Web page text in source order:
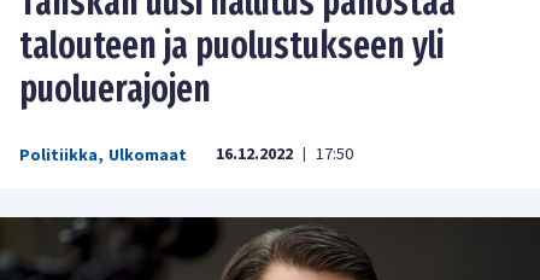
talouteen ja puolustukseen yli
puoluerajojen
Politiikka, Ulkomaat 16.12.2022 | 17:50